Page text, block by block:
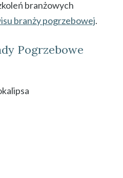
branżowych
branży pogrzebowej.
Pogrzebowe